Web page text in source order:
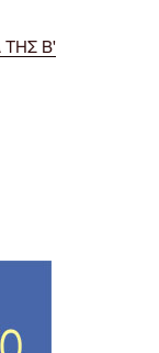
ΤΗΣ Β'